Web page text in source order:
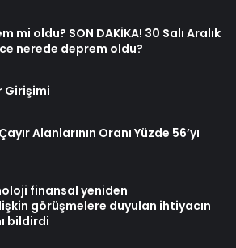
mi oldu? SON DAKİKA! 30 Salı Aralık
nerede deprem oldu?
Girişimi
Alanlarının Oranı Yüzde 56’yı
finansal yeniden
görüşmelere duyulan ihtiyacın
bildirdi